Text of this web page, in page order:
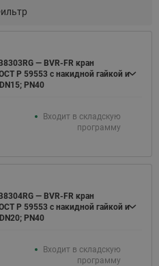
— BVR-FR кран
Р 59553 с накидной гайкой и
PN40
Входит в складскую
программу
— BVR-FR кран
Р 59553 с накидной гайкой и
PN40
Входит в складскую
программу